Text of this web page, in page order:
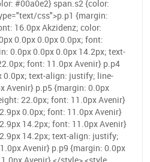
#00a0e2} span.s2 {color:
css">p.p1 {margin:
16.0px Akzidenz; color:
0.0px 0.0px 0.0px; font:
0.0px 0.0px 0.0px 14.2px; text-
font: 11.0px Avenir} p.p4
0.0px; text-align: justify; line-
Avenir} p.p5 {margin: 0.0px
22.0px; font: 11.0px Avenir}
0.0px; font: 11.0px Avenir}
14.2px; font: 11.0px Avenir}
14.2px; text-align: justify;
Avenir} p.p9 {margin: 0.0px